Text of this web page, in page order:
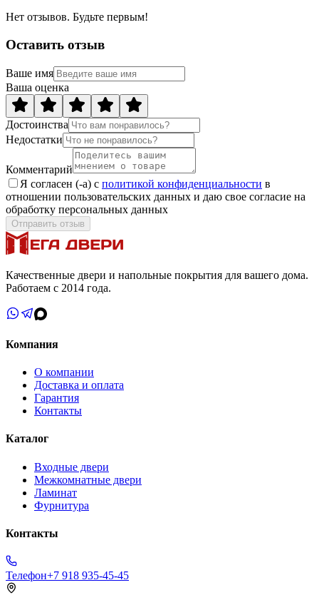
Нет отзывов. Будьте первым!
Оставить отзыв
Ваше имя
Ваша оценка
Достоинства
Недостатки
Комментарий
Я согласен (-а) с политикой конфиденциальности в
отношении пользовательских данных и даю свое согласие на
обработку персональных данных
Отправить отзыв
Качественные двери и напольные покрытия для вашего дома.
Работаем с 2014 года.
Компания
О компании
Доставка и оплата
Гарантия
Контакты
Каталог
Входные двери
Межкомнатные двери
Ламинат
Фурнитура
Контакты
Телефон+7 918 935-45-45